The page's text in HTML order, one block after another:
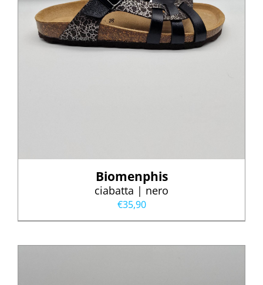
Biomenphis
ciabatta | nero
€35,90